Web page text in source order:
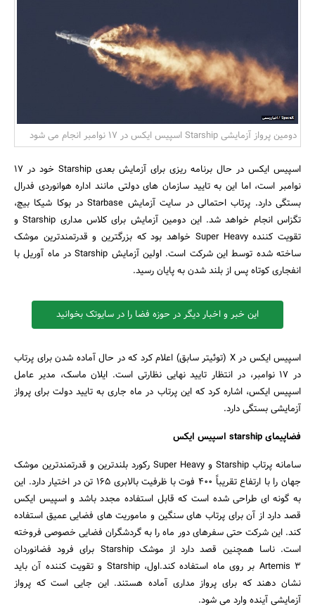
مسکن و ساختمان
جستجو
دومین پرواز آزمایشی Starship اسپیس ایکس در ۱۷ نوامبر انجام می شود
اسپیس ایکس در حال برنامه ریزی برای آزمایش بعدی Starship خود در ۱۷
نوامبر است، اما این به تایید سازمان های دولتی مانند اداره هوانوردی فدرال
بستگی دارد. پرتاب احتمالی در سایت آزمایش Starbase در بوکا شیکا بیچ،
تگزاس انجام خواهد شد. این دومین آزمایش برای کلاس مداری Starship و
تقویت کننده Super Heavy خواهد بود که بزرگترین و قدرتمندترین موشک
ساخته شده توسط این شرکت است. اولین آزمایش Starship در ماه آوریل با
انفجاری کوتاه پس از بلند شدن به پایان رسید.
این خبر و اخبار دیگر در حوزه فضا را در سایوتک بخوانید
اسپیس ایکس در X (توئیتر سابق) اعلام کرد که در حال آماده شدن برای پرتاب
در ۱۷ نوامبر، در انتظار تایید نهایی نظارتی است. ایلان ماسک، مدیر عامل
اسپیس ایکس، اشاره کرد که این پرتاب در ماه جاری به تایید دولت برای پرواز
آزمایشی بستگی دارد.
فضاپیمای starship اسپیس ایکس
سامانه پرتاب Starship و Super Heavy رکورد بلندترین و قدرتمندترین موشک
جهان را با ارتفاع تقریباً ۴۰۰ فوت با ظرفیت بالابری ۱۶۵ تن در اختیار دارد. این
به گونه ای طراحی شده است که قابل استفاده مجدد باشد و اسپیس ایکس
قصد دارد از آن برای پرتاب های سنگین و ماموریت های فضایی عمیق استفاده
کند. این شرکت حتی سفرهای دور ماه را به گردشگران فضایی خصوصی فروخته
است. ناسا همچنین قصد دارد از موشک Starship برای فرود فضانوردان
Artemis 3 بر روی ماه استفاده کند.اول، Starship و تقویت کننده آن باید
نشان دهند که برای پرواز مداری آماده هستند. این جایی است که پرواز
آزمایشی آینده وارد می شود.